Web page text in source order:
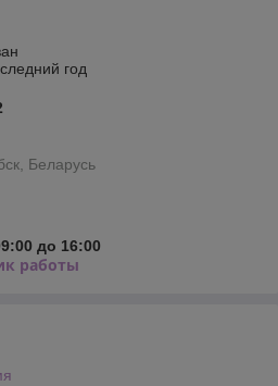
год
Беларусь
до 16:00
работы